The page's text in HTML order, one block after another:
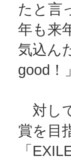
たと言
年も来
気込ん
good！
対し
賞を目
「